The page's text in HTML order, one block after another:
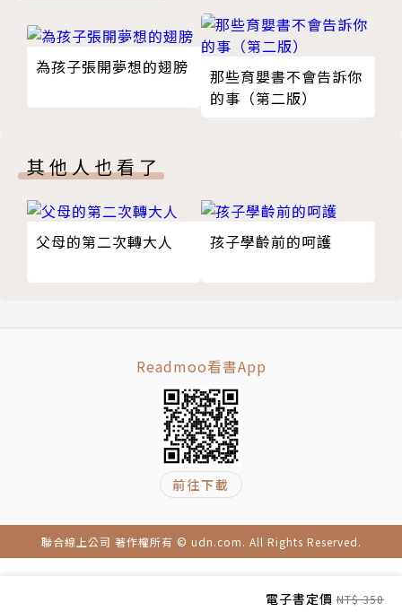
電子書定價 NT$ 350
擁有「獨立評論＠天下：非典型教育」、 換日線「Nu
evaidee」兩專欄，並著有《魔幻中南美》、《追隨澤
木耕太郎的足跡：屬於我的歐亞特急》二書。
你是一位有「素養」的老師嗎？
素養教學的「教育先行團」
挑起孩子自我學習的動機──知識經濟時代裡，臺灣獨
任何知識都能「拆」
看見教師實力的講義
老師都該成為賣膏藥的小販
教師之間的分享傳統
邁向「善、美、真」
不只培養孩子的思考力
從「教育」出發的教育
打破傳統架構的學科教學
雙親與老師的通力合作
被世界圍繞的華德福學生
不斷檢視自我的華德福教師
讓孩子覺得未來充滿無限可能──「夢想履歷表」，行
行出狀元不再是口號
為孩子張開夢想的翅膀
那些育嬰書不會告訴你
的事（第二版）
其他人也看了
父母的第二次轉大人 孩子學齡前的呵護
Readmoo看書App
前往下載
聯合線上公司 著作權所有 © udn.com. All Rights Reserved.